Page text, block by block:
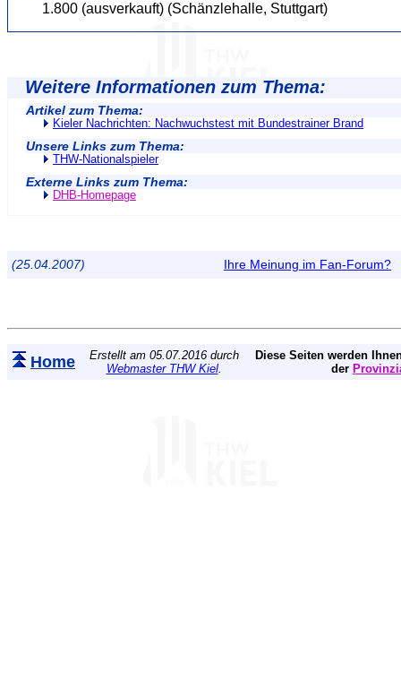
1.800 (ausverkauft) (Schänzlehalle, Stuttgart)
Weitere Informationen zum Thema:
Artikel zum Thema:
Kieler Nachrichten: Nachwuchstest mit Bundestrainer Brand
Unsere Links zum Thema:
THW-Nationalspieler
Externe Links zum Thema:
DHB-Homepage
(25.04.2007) Ihre Meinung im Fan-Forum?
Home
Erstellt am 05.07.2016 durch
Webmaster THW Kiel.
Diese Seiten werden
der